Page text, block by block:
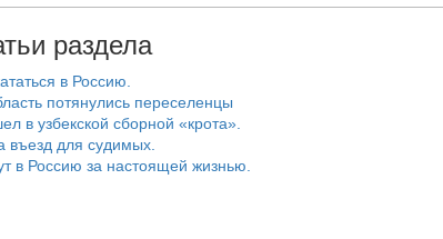
раздела
в Россию.
потянулись переселенцы
в узбекской сборной «крота».
въезд для судимых.
в Россию за настоящей жизнью.